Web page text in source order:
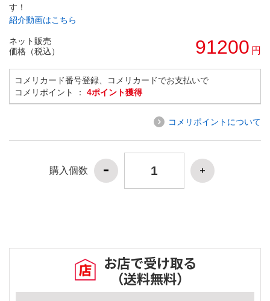
す！
紹介動画はこちら
ネット販売
価格（税込）
91200 円
コメリカード番号登録、コメリカードでお支払いで
コメリポイント ： 4ポイント獲得
コメリポイントについて
購入個数
お店で受け取る
（送料無料）